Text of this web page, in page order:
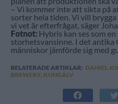
– Vi kommer inte att sikta på
sorter hela tiden. Vi vill
vi vet är efterfrågat, säger
Fotnot:Hybris kan ses som
storhetsvansinne. I det
människor jämförde sig med
RELATERADE ARTIKLAR: DANIEL
BREWERY, KUNGÄLV